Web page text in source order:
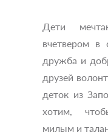
Дети
вчетвером в
дружба и
друзей
деток из
хотим,
милым и